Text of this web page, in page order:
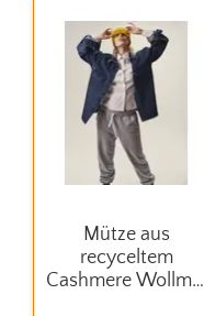
Mütze aus
recyceltem
Cashmere Wollmix